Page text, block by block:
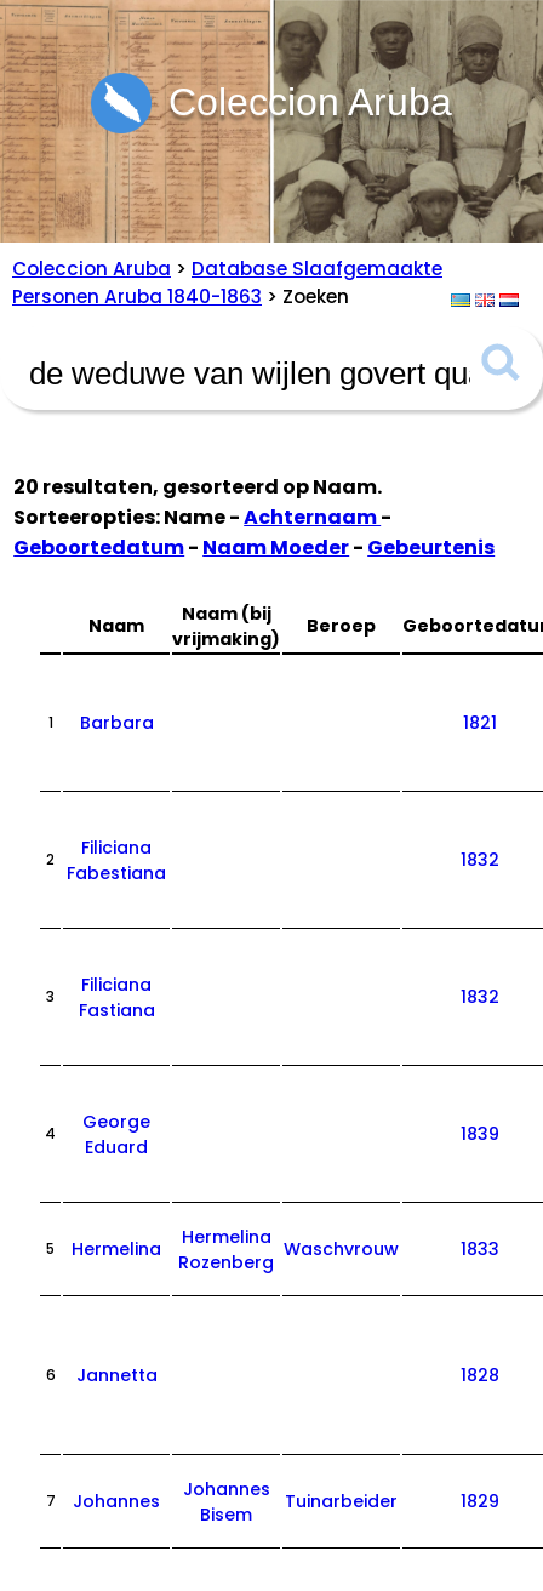
Coleccion Aruba
Coleccion Aruba > Database Slaafgemaakte
Personen Aruba 1840-1863 > Zoeken
20 resultaten, gesorteerd opNaam.
Sorteeropties: Name -Achternaam-
Geboortedatum- Naam Moeder- Gebeurtenis
Naam
Naam (bij
vrijmaking)
Beroep
1 Barbara 1821
2
Filiciana
Fabestiana
1832
3
Filiciana
Fastiana
1832
4
George
Eduard
1839
5 Hermelina
Hermelina
Rozenberg
Waschvrouw 1833
6 Jannetta 1828
7 Johannes
Johannes
Bisem
Tuinarbeider 1829